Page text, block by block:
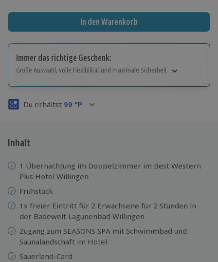
In den Warenkorb
Immer das richtige Geschenk:
Große Auswahl, volle Flexibilität und maximale Sicherheit
Volle Flexibilität
3 Jahre gültig & verlängerbar.
Du erhältst 99 °P
Inhalt
1 Übernachtung im Doppelzimmer im Best Western
Plus Hotel Willingen
Frühstück
1x freier Eintritt für 2 Erwachsene für 2 Stunden in
der Badewelt Lagunenbad Willingen
Zugang zum SEASONS SPA mit Schwimmbad und
Saunalandschaft im Hotel
Sauerland-Card